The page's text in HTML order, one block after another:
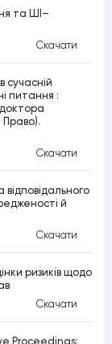
та ШІ–
Скачати
сучасній
питання :
Право).
Скачати
й
Скачати
ризиків щодо
Скачати
Proceedings: